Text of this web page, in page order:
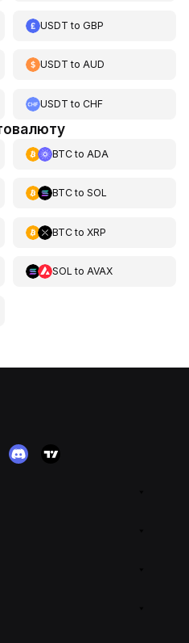
USDT toGBP
USDT toAUD
USDT toCHF
BTCto ADA
BTCto SOL
BTCto XRP
SOL to AVAX